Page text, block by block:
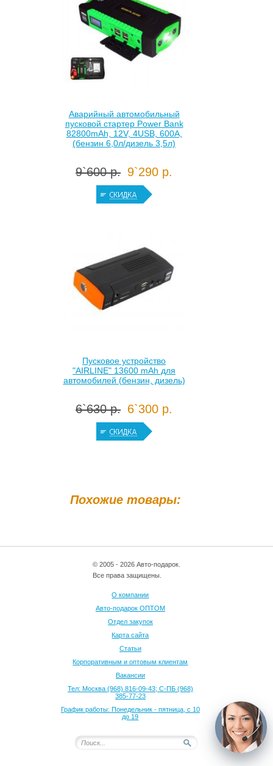
Похожие товары:
Аварийный автомобильный
пусковой стартер Power Bank
82800mAh, 12V, 4USB, 600A,
(бензин 6,0л/дизель 3,5л)
9`600 р. 9`290 р.
Пусковое устройство
"AIRLINE" 13600 mAh для
автомобилей (бензин, дизель)
6`630 р. 6`300 р.
© 2005 - 2026 Авто-подарок.
Все права защищены.
О компании
Авто-подарок ОПТОМ
Отдел закупок
Карта сайта
Статьи
Корпоративным и оптовым клиентам
Вакансии
Тел: Москва (968) 816-09-43; С-ПБ (968)
385-77-23
График работы: Понедельник - пятница, с 10
до 19